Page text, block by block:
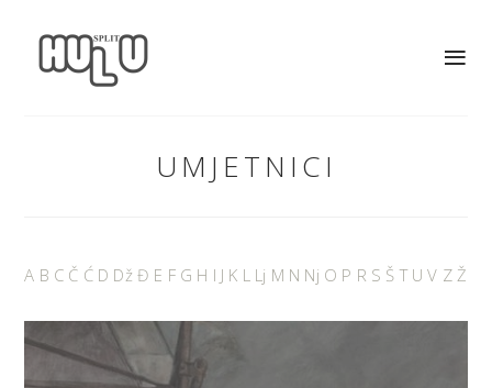
UMJETNICI
A B C Č Ć D Dž Đ E F G H I J K L Lj M N Nj O P R S Š T U V Z Ž